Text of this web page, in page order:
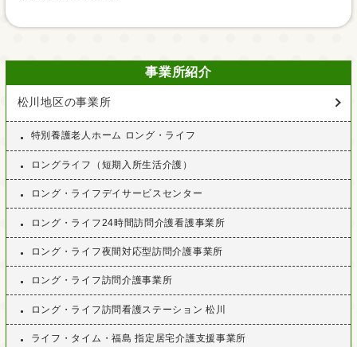
事業所紹介
松川地区の事業所
特別養護老人ホーム ロング・ライフ
ロングライフ（短期入所生活介護）
ロング・ライフデイサービスセンター
ロング・ライフ24時間訪問介護看護事業所
ロング・ライフ夜間対応型訪問介護事業所
ロング・ライフ訪問介護事業所
ロング・ライフ訪問看護ステーション 松川
ライフ・タイム・福島 指定居宅介護支援事業所